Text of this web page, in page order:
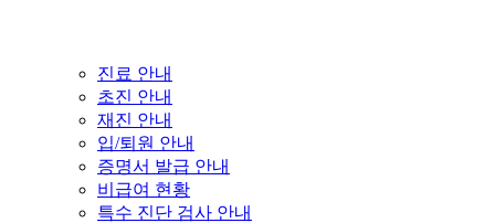
진료 안내
초진 안내
재진 안내
입/퇴원 안내
증명서 발급 안내
비급여 현황
특수 진단 검사 안내